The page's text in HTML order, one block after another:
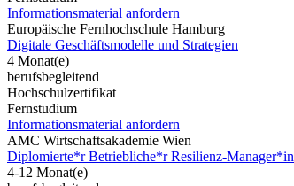
Informationsmaterial anfordern
Europäische Fernhochschule Hamburg
Digitale Geschäftsmodelle und Strategien
4 Monat(e)
berufsbegleitend
Hochschulzertifikat
Fernstudium
Informationsmaterial anfordern
AMC Wirtschaftsakademie Wien
Diplomierte*r Betriebliche*r Resilienz-Manager*in
4-12 Monat(e)